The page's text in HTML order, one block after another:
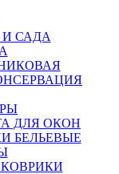
САДА
ДЛЯ ОКОН
БЕЛЬЕВЫЕ